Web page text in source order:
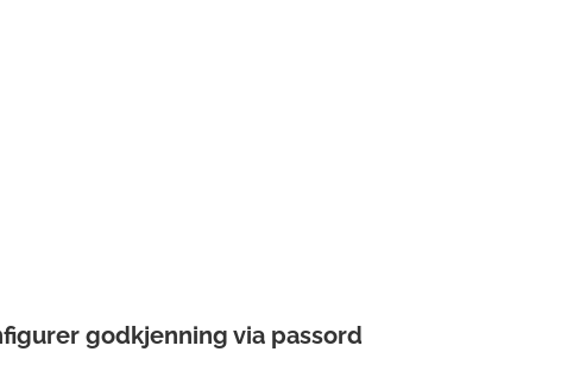
godkjenning via passord